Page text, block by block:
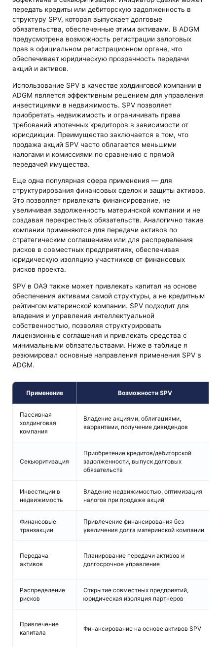
передать кредиты или дебиторскую задолженность в
структуру SPV, которая выпускает долговые
обязательства, обеспеченные этими активами. В ADGM
предусмотрена возможность регистрации залоговых
прав в официальном регистрационном органе, что
обеспечивает юридическую прозрачность передачи
акций и активов.
Использование SPV в качестве холдинговой компании в
ADGM является эффективным решением для управления
инвестициями в недвижимость. SPV позволяет
приобретать недвижимость и ограничивать права
требований ипотечных кредиторов в зависимости от
юрисдикции. Преимущество заключается в том, что
продажа акций SPV часто облагается меньшими
налогами и комиссиями по сравнению с прямой
передачей имущества.
Еще одна популярная сфера применения — для
структурирования финансовых сделок и защиты активов.
Это позволяет привлекать финансирование, не
увеличивая задолженность материнской компании и не
создавая перекрестных обязательств. Аналогично такие
компании применяются для передачи активов по
стратегическим соглашениям или для распределения
рисков в совместных предприятиях, обеспечивая
юридическую изоляцию участников от финансовых
рисков проекта.
SPV в ОАЭ также может привлекать капитал на основе
обеспечения активами самой структуры, а не кредитным
рейтингом материнской компании. SPV подходит для
владения и управления интеллектуальной
собственностью, позволяя структурировать
лицензионные соглашения и привлекать средства с
минимальными обязательствами. Ниже в таблице я
резюмировал основные направления применения SPV в
ADGM.
Применение Возможности SPV
Пассивная
холдинговая
компания
Владение акциями, облигациями,
варрантами, получение дивидендов
Секьюритизация
Приобретение кредитов/дебиторской
задолженности, выпуск долговых
обязательств
Инвестиции в
недвижимость
Владение недвижимостью, оптимизация
налогов при продаже акций
Финансовые
транзакции
Привлечение финансирования без
увеличения долга материнской компании
Передача
активов
Планирование передачи активов и
долгосрочное управление
Распределение
рисков
Открытие совместных предприятий,
юридическая изоляция партнеров
Привлечение
капитала
Финансирование на основе активов SPV